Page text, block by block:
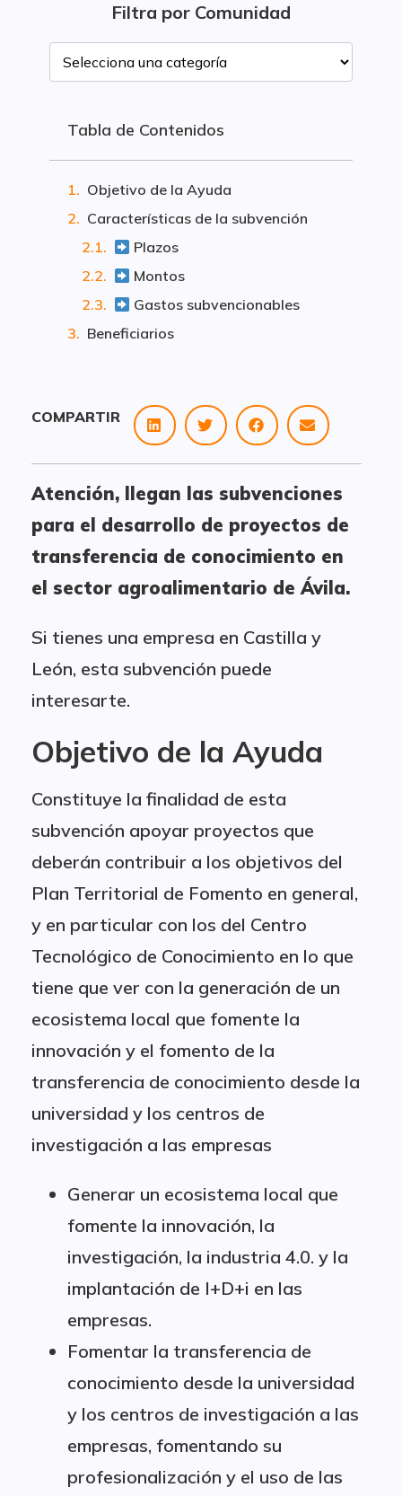
COMPARTIR
Atención, llegan las subvenciones
para el desarrollo de proyectos de
transferencia de conocimiento en
el sector agroalimentario de Ávila.
Si tienes una empresa en Castilla y
León, esta subvención puede
interesarte.
Objetivo de la Ayuda
Constituye la finalidad de esta
subvención apoyar proyectos que
deberán contribuir a los objetivos del
Plan Territorial de Fomento en general,
y en particular con los del Centro
Tecnológico de Conocimiento en lo que
tiene que ver con la generación de un
ecosistema local que fomente la
innovación y el fomento de la
transferencia de conocimiento desde la
universidad y los centros de
investigación a las empresas
Generar un ecosistema local que
fomente la innovación, la
investigación, la industria 4.0. y la
implantación de I+D+i en las
empresas.
Fomentar la transferencia de
conocimiento desde la universidad
y los centros de investigación a las
empresas, fomentando su
profesionalización y el uso de las
Filtra por Comunidad
Tabla de Contenidos
Objetivo de la Ayuda
Características de la subvención
Plazos
Montos
Gastos subvencionables
Beneficiarios